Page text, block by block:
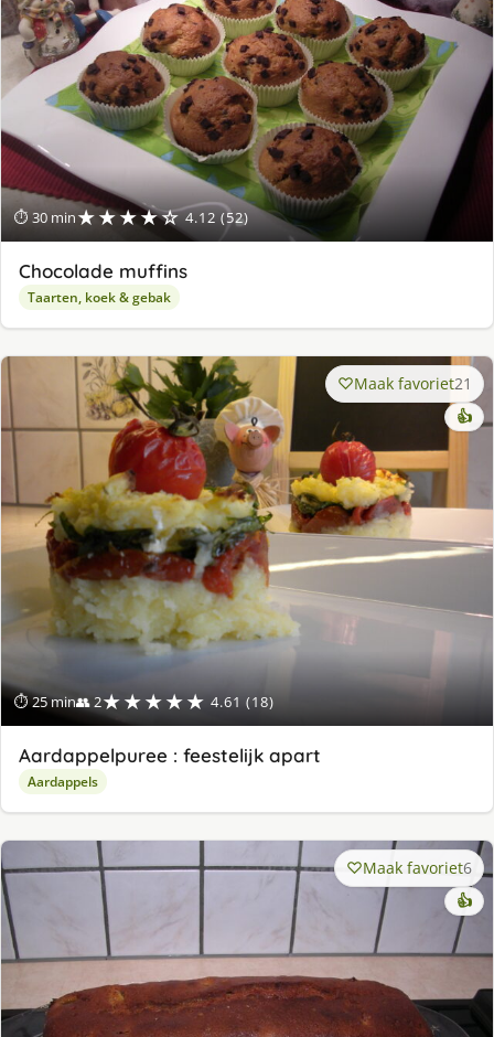
⏱ 30 min★★★★☆ 4.12 (52)
Chocolade muffins
Taarten, koek & gebak
⏱ 25 min👥 2★★★★★ 4.61 (18)
Maak favoriet21
👍
Aardappelpuree : feestelijk apart
Aardappels
Maak favoriet6
👍